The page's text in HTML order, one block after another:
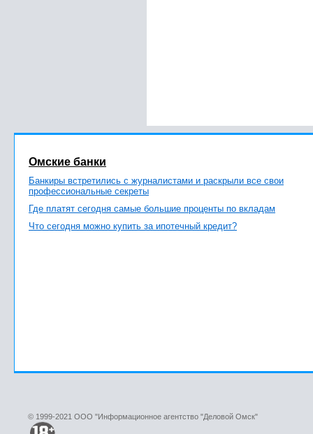
Омские банки
Банкиры встретились с журналистами и раскрыли все свои
профессиональные секреты
Где платят сегодня самые большие проценты по вкладам
Что сегодня можно купить за ипотечный кредит?
© 1999-2021 ООО "Информационное агентство "Деловой Омск"